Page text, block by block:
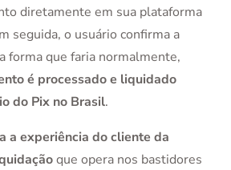
diretamente em sua plataforma
seguida, o usuário confirma a
forma que faria normalmente,
é processado e liquidado
do Pix no Brasil.
a experiência do cliente da
que opera nos bastidores